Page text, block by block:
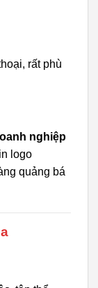
rất phù
nghiệp
logo
quảng bá